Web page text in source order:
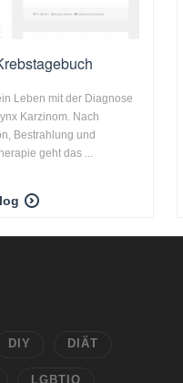
Leben mit der Diagnose
Karzinom. Nach
Bestrahlung und
geht das ...
DIY DIÄT
LGBTIQ